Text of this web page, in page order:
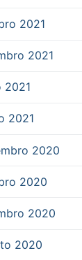
2021
2021
2021
2021
2020
2020
2020
2020